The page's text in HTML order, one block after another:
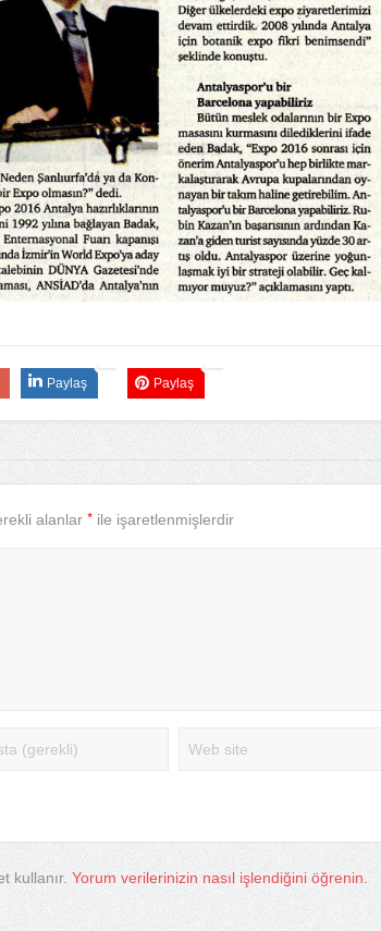
Paylaş Paylaş
alanlar *ile işaretlenmişlerdir
kullanır. Yorum verilerinizin nasıl işlendiğini öğrenin.